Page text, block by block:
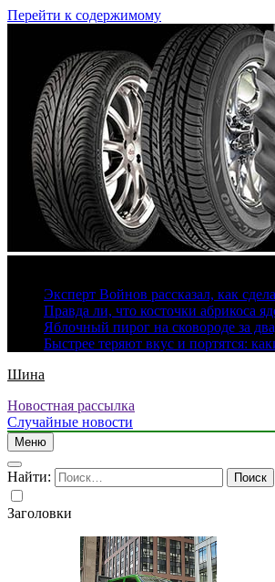
Перейти к содержимому
Эксперт Войнов рассказал, как
Правда ли, что косточки абрикоса
Яблочный пирог на сковороде за
Быстрее теряют вкус и портятся:
Шина
Новостная рассылка
Случайные новости
Меню
Найти:
Заголовки